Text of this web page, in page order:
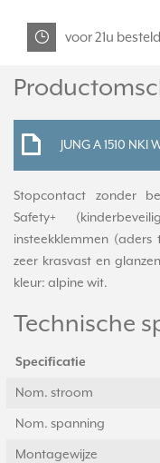
voor 21u
JUNG A 1510
Stopcontact zonder
Safety+
insteekklemmen
zeer krasvast en
kleur: alpine wit.
Technische
Specificatie
Nom. stroom
Nom. spanning
Montagewijze